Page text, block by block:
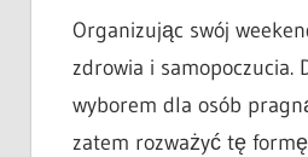
Organizując swój
zdrowia i samopoczucia.
wyborem dla osób
zatem rozważyć tę